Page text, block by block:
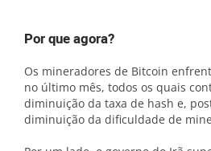
Por que agora?
Os mineradores de Bitcoin
no último mês, todos os quais
diminuição da taxa de hash e,
diminuição da dificuldade de